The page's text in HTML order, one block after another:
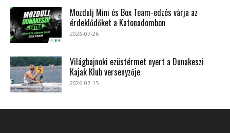
Mozdulj Mini és Box Team-edzés várja az
érdeklődőket a Katonadombon
2026-07-26
Világbajnoki ezüstérmet nyert a Dunakeszi
Kajak Klub versenyzője
2026-07-15